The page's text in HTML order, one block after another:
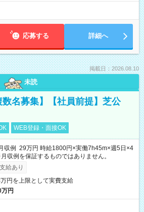
応募する 詳細へ
掲載日：2026.08.10
未読
名募集】【社員前提】芝公
WEB登録・面接OK
例 29万円 時給1800円×実働7h45m×週5日×4
収例を保証するものではありません。
給あり
円を上限として実費支給
円